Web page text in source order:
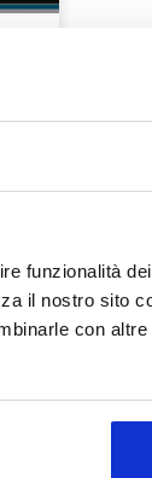
funzionalità
il nostro sito
con